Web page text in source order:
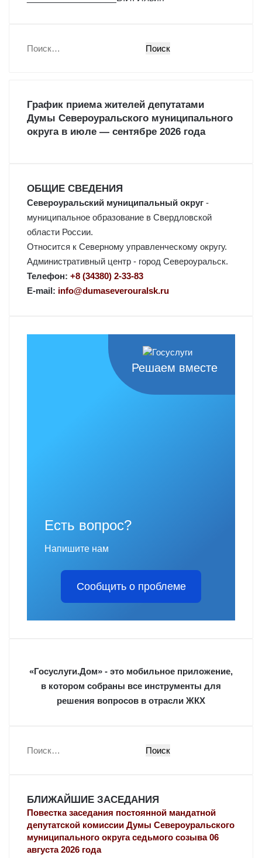
Н
:График приема жителей депутатами
Думы Североуральского муниципального
округа в июле — сентябре 2026 года
ОБЩИЕ СВЕДЕНИЯ
Североуральский муниципальный округ -
муниципальное образование в Свердловской
области России.
Относится к Северному управленческому округу.
Административный центр - город Североуральск.
Телефон: +8 (34380) 2-33-83
E-mail: info@dumaseverouralsk.ru
Решаем вместе
Есть вопрос?
Напишите нам
Сообщить о проблеме
«Госуслуги.Дом» - это мобильное приложение,
в котором собраны все инструменты для
решения вопросов в отрасли ЖКХ
Н
и
:
БЛИЖАЙШИЕ ЗАСЕДАНИЯ
Повестка заседания постоянной мандатной
депутатской комиссии Думы Североуральского
муниципального округа седьмого созыва 06
августа 2026 года